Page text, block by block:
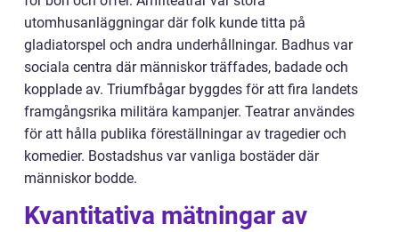
utomhusanläggningar där folk kunde titta på
gladiatorspel och andra underhållningar. Badhus var
sociala centra där människor träffades, badade och
kopplade av. Triumfbågar byggdes för att fira landets
framgångsrika militära kampanjer. Teatrar användes
för att hålla publika föreställningar av tragedier och
komedier. Bostadshus var vanliga bostäder där
människor bodde.
Kvantitativa mätningar av